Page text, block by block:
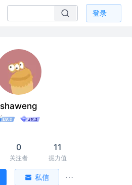
登录
shaweng
0
关注者
11
掘力值
私信